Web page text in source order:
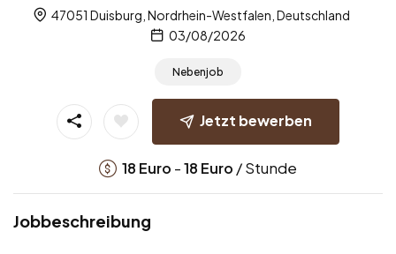
47051 Duisburg, Nordrhein-Westfalen, Deutschland
03/08/2026
Nebenjob
Jetzt bewerben
18 Euro -18 Euro / Stunde
Jobbeschreibung